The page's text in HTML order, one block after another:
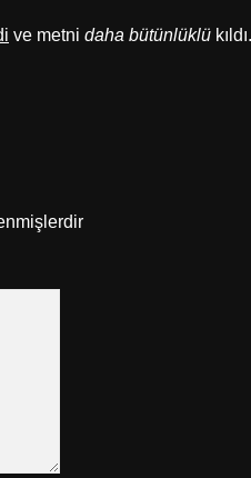
ve metni daha bütünlüklü kıldı.